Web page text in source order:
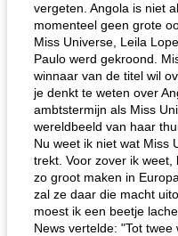
vergeten. Angola is niet
momenteel geen grote
Miss Universe, Leila
Paulo werd gekroond.
winnaar van de titel wil
je denkt te weten over
ambtstermijn als Miss
wereldbeeld van haar
Nu weet ik niet wat Miss
trekt. Voor zover ik
zo groot maken in
zal ze daar die macht
moest ik een beetje
News vertelde: "Tot